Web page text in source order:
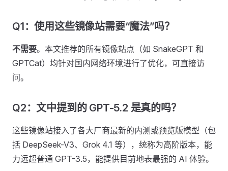
Q1：使用这些镜像站需要“魔法”吗？
不需要。本文推荐的所有镜像站点（如 SnakeGPT 和
GPTCat）均针对国内网络环境进行了优化，可直接访
问。
Q2：文中提到的 GPT-5.2 是真的吗？
这些镜像站接入了各大厂商最新的内测或预览版模型（包
括 DeepSeek-V3、Grok 4.1 等），统称为高阶版本，能
力远超普通 GPT-3.5，能提供目前地表最强的 AI 体验。